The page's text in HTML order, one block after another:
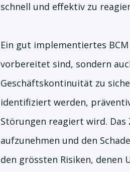
schnell und effektiv zu
Ein gut implementiertes
vorbereitet sind, sondern
Geschäftskontinuität zu
identifiziert werden,
Störungen reagiert wird.
aufzunehmen und den
den grössten Risiken, denen